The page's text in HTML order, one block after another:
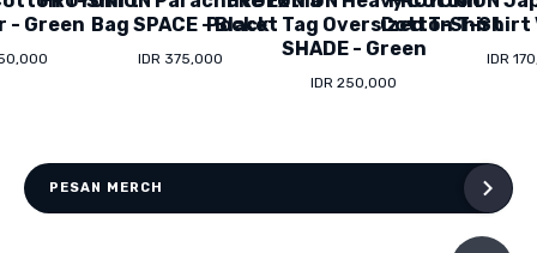
- Green Bag SPACE - Black
IDR 375,000
Pocket Tag Oversized T-Shirt
SHADE - Green
IDR 250,000
Cotton T-Shirt
IDR
PESAN MERCH